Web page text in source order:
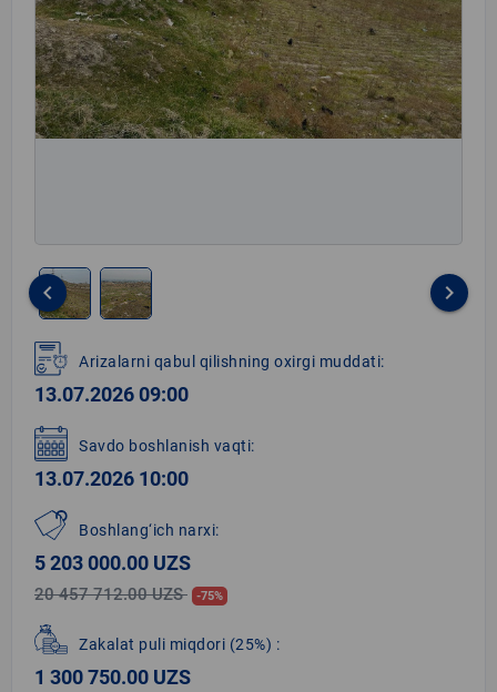
1
of
2
keyboard_arrow_left keyboard_arrow_right
Arizalarni qabul qilishning oxirgi muddati:
13.07.2026 09:00
Savdo boshlanish vaqti:
13.07.2026 10:00
Boshlang‘ich narxi:
5 203 000.00 UZS
20 457 712.00 UZS -75%
Zakalat puli miqdori (25%) :
1 300 750.00 UZS